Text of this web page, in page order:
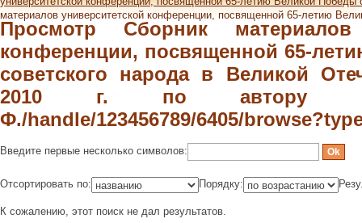
материалов университетской конференции, посвященной 65-летию
Просмотр Сборник материалов
конференции, посвященной 65-
советского народа в Великой
2010 г. по автору
Ф./handle/123456789/6405/
Введите первые несколько символов:
Отсортировать по: Порядку:
К сожалению, этот поиск не дал результатов.